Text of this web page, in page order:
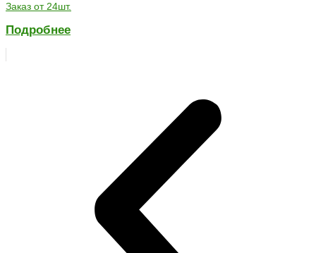
Заказ от 24шт.
Подробнее